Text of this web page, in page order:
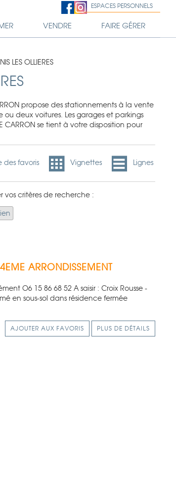
ESPACES PERSONNELS
VENDRE FAIRE GÉRER
LES OLLIERES
propose des stationnements à la vente
ou deux voitures. Les garages et parkings
se tient à votre disposition pour
des favoris Vignettes Lignes
vos critères de recherche :
ARRONDISSEMENT
O6 15 86 68 52 A saisir : Croix Rousse -
en sous-sol dans résidence fermée
AJOUTER AUX FAVORIS PLUS DE DÉTAILS